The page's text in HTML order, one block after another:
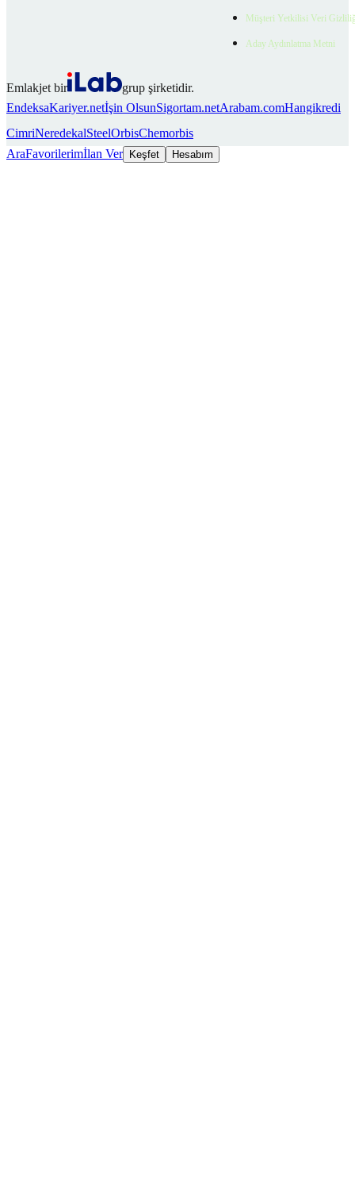
Müşteri Yetkilisi Veri
Aday Aydınlatma Metni
Emlakjet bir
grup şirketidir.
EndeksaKariyer.netİşin OlsunSigortam.netArabam.comHangikredi
CimriNeredekalSteelOrbisChemorbis
AraFavorilerimİlan Ver Keşfet Hesabım